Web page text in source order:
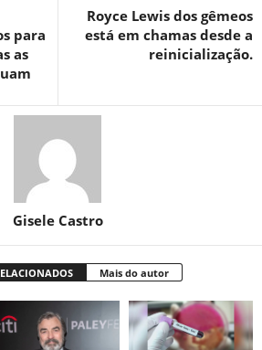
para
as
Royce Lewis dos gêmeos
está em chamas desde a
reinicialização.
Gisele Castro
Mais do autor